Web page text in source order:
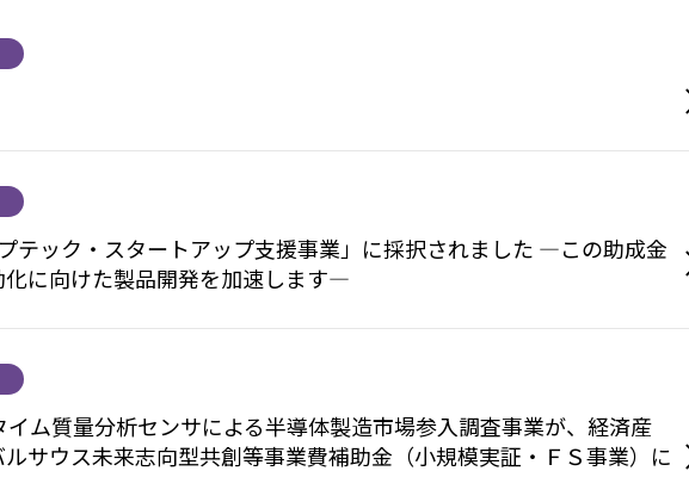
テック・スタートアップ支援事業」に採択されました —この助成金
に向けた製品開発を加速します—
ム質量分析センサによる半導体製造市場参入調査事業が、経済産
サウス未来志向型共創等事業費補助金（小規模実証・ＦＳ事業）に